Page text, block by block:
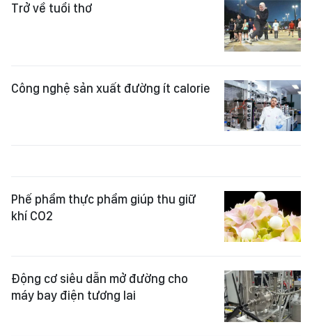
Trở về tuổi thơ
Công nghệ sản xuất đường ít calorie
Phế phẩm thực phẩm giúp thu giữ
khí CO2
Động cơ siêu dẫn mở đường cho
máy bay điện tương lai